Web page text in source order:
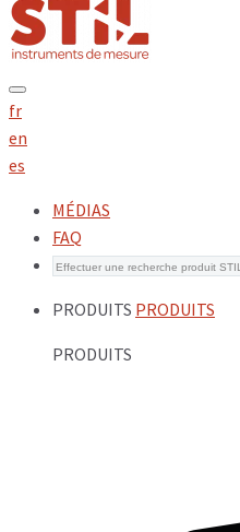
fr
en
es
MÉDIAS
FAQ
PRODUITS PRODUITS
PRODUITS